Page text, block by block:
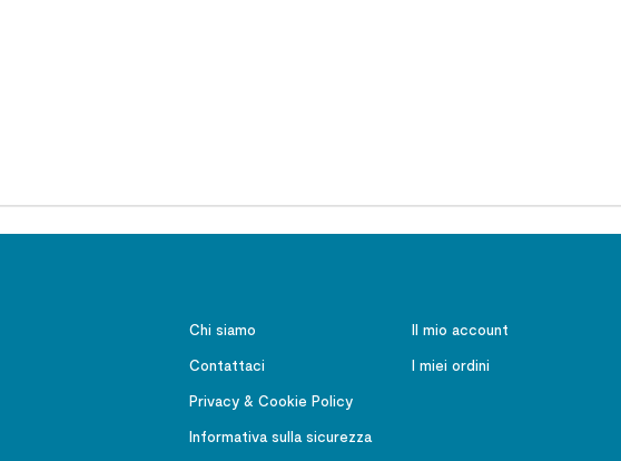
Chi siamo
Contattaci
Privacy & Cookie Policy
Informativa sulla sicurezza
Il mio account
I miei ordini